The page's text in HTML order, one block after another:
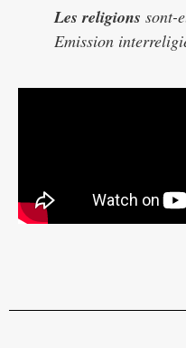
Les religions sont-
Emission